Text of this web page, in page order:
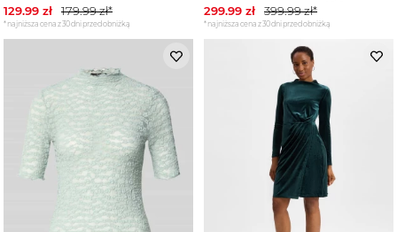
129.99 zł 179.99zł*
*najniższa cena z 30 dni przed obniżką
299.99 zł 399.99zł*
*najniższa cena z 30 dni przed obniżką